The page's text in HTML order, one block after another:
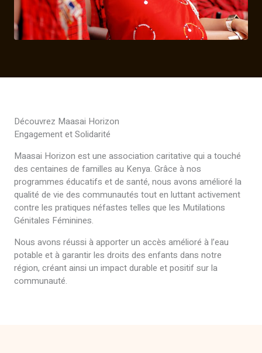
Découvrez Maasai Horizon
Engagement et Solidarité
Maasai Horizon est une association caritative qui a touché
des centaines de familles au Kenya. Grâce à nos
programmes éducatifs et de santé, nous avons amélioré la
qualité de vie des communautés tout en luttant activement
contre les pratiques néfastes telles que les Mutilations
Génitales Féminines.
Nous avons réussi à apporter un accès amélioré à l’eau
potable et à garantir les droits des enfants dans notre
région, créant ainsi un impact durable et positif sur la
communauté.